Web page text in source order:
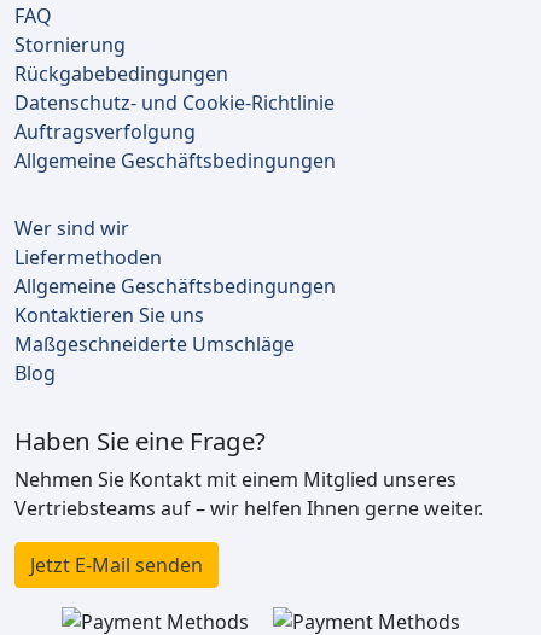
FAQ
Stornierung
Rückgabebedingungen
Datenschutz- und Cookie-Richtlinie
Auftragsverfolgung
Allgemeine Geschäftsbedingungen
Wer sind wir
Liefermethoden
Allgemeine Geschäftsbedingungen
Kontaktieren Sie uns
Maßgeschneiderte Umschläge
Blog
Haben Sie eine Frage?
Nehmen Sie Kontakt mit einem Mitglied unseres
Vertriebsteams auf – wir helfen Ihnen gerne weiter.
Jetzt E-Mail senden